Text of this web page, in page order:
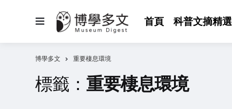
首頁 科普文摘精選
博學多文 重要棲息環境
標籤： 重要棲息環境